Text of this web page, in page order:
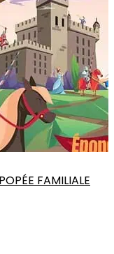
FAMILIALE